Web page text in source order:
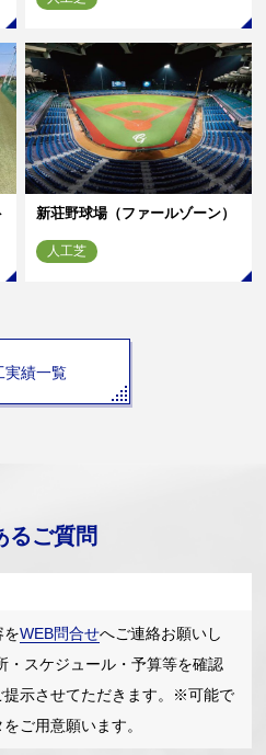
新荘野球場（ファールゾーン）
人工芝
実績一覧
るご質問
をWEB問合せへご連絡お願いし
・スケジュール・予算等を確認
提示させてただきます。※可能で
ご用意願います。